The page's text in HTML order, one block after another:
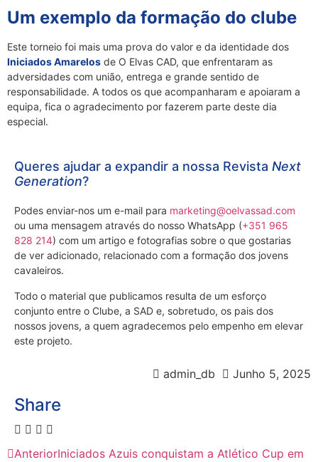
Um exemplo da formação do clube
Este torneio foi mais uma prova do valor e da identidade dos
Iniciados Amarelos de O Elvas CAD, que enfrentaram as
adversidades com união, entrega e grande sentido de
responsabilidade. A todos os que acompanharam e apoiaram a
equipa, fica o agradecimento por fazerem parte deste dia
especial.
Queres ajudar a expandir a nossa Revista Next
Generation?
Podes enviar-nos um e-mail para marketing@oelvassad.com
ou uma mensagem através do nosso WhatsApp (+351 965
828 214) com um artigo e fotografias sobre o que gostarias
de ver adicionado, relacionado com a formação dos jovens
cavaleiros.
Todo o material que publicamos resulta de um esforço
conjunto entre o Clube, a SAD e, sobretudo, os pais dos
nossos jovens, a quem agradecemos pelo empenho em elevar
este projeto.
admin_db Junho 5, 2025
Share
AnteriorIniciados Azuis conquistam a Atlético Cup em